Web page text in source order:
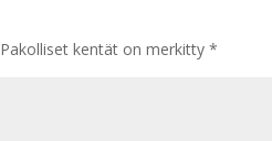
Pakolliset kentät on merkitty*